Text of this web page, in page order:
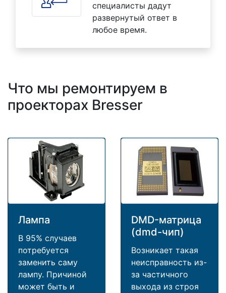
специалисты дадут
развернутый ответ в
любое время.
Что мы ремонтируем в
проекторах Bresser
Лампа
В 95% случаев
потребуется
заменить саму
лампу. Причиной
может быть и
DMD-матрица
(dmd-чип)
Возникает такая
неисправность из-
за частичного
выхода из строя